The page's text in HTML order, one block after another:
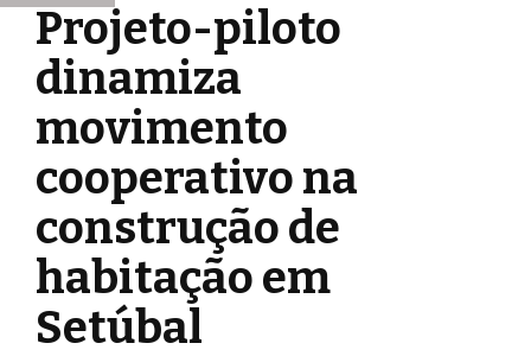
Projeto-piloto
dinamiza
movimento
cooperativo na
construção de
habitação em
Setúbal